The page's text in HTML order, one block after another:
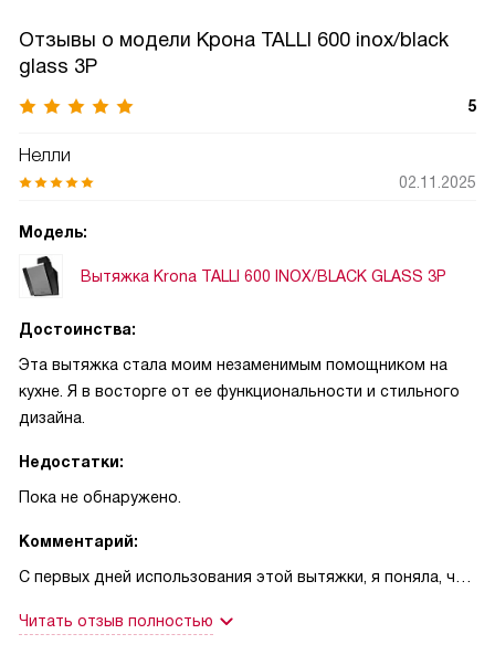
соответствующая скорости работы устройства. Кроме
того, ламповые индикаторы скорости могут оповещать
миганием о нештатной работе прибора, в этом случае
технической поддержки.
Отзывы о модели Крона TALLI 600 inox/black
glass 3P
5
Нелли
02.11.2025
Модель:
Вытяжка Krona TALLI 600 INOX/BLACK GLASS 3P
Достоинства:
Эта вытяжка стала моим незаменимым помощником на
кухне. Я в восторге от ее функциональности и стильного
дизайна.
Недостатки:
Пока не обнаружено.
Комментарий:
С первых дней использования этой вытяжки, я поняла, что
очищает воздух на моей кухне, но и добавляет
Читать отзыв полностью